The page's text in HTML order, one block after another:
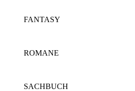
FANTASY
ROMANE
SACHBUCH